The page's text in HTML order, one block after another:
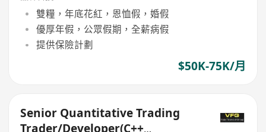
雙糧，年底花紅，恩恤假，婚假
優厚年假，公眾假期，全薪病假
提供保險計劃
$50K-75K/月
Senior Quantitative Trading
Trader/Developer(C++